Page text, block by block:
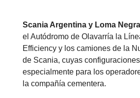
Scania Argentina y Loma Negra
el Autódromo de Olavarría la
Efficiency y los camiones de la
de Scania, cuyas
especialmente para los
la compañía cementera.